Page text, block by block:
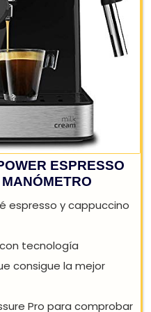
para facilitar la
energético con